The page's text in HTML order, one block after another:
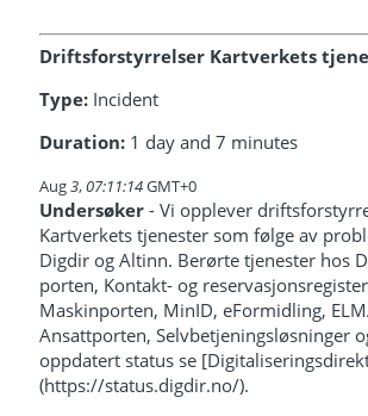
Driftsforstyrrelser Kartverkets
Type: Incident
Duration: 1 day and 7 minutes
Aug3,07:11:14GMT+0
Undersøker - Vi opplever
Kartverkets tjenester som følge av
Digdir og Altinn. Berørte tjenester hos
porten, Kontakt- og
Maskinporten, MinID, eFormidling,
Ansattporten, Selvbetjeningsløsninger
oppdatert status se
(https://status.digdir.no/).